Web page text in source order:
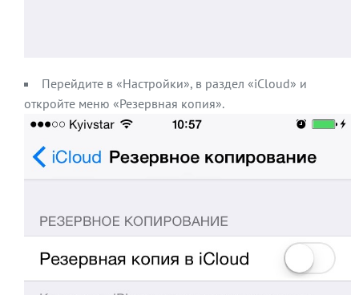
Перейдите в «Настройки», в раздел «iCloud» и
откройте меню «Резервная копия».